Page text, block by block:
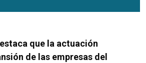
que la actuación
de las empresas del